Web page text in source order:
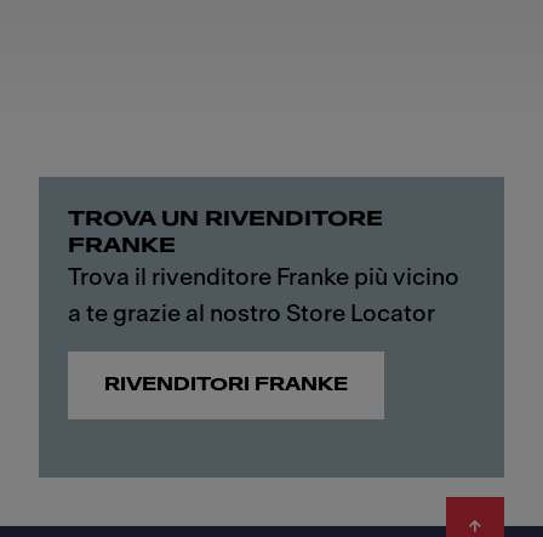
TROVA UN RIVENDITORE
FRANKE
Trova il rivenditore Franke più vicino
a te grazie al nostro Store Locator
RIVENDITORI FRANKE